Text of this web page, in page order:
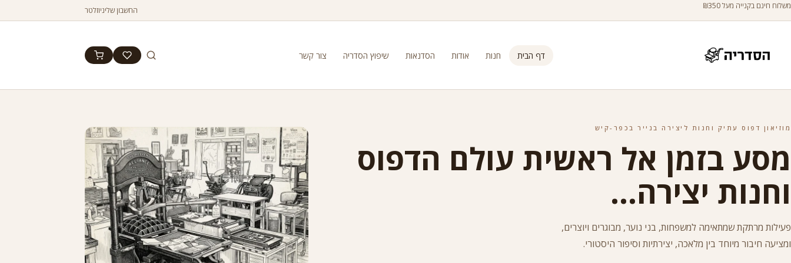
משלוח חינם בקנייה מעל ₪350 החשבון שליניוזלטר
דף הבית חנות אודות הסדנאות שיפוץ הסדריה צור קשר
מוזיאון דפוס עתיק וחנות ליצירה בנייר בכפר-קיש
מסע בזמן אל ראשית עולם הדפוס
וחנות יצירה...
פעילות מרתקת שמתאימה למשפחות, בני נוער, מבוגרים ויוצרים,
ומציעה חיבור מיוחד בין מלאכה, יצירתיות וסיפור היסטורי.